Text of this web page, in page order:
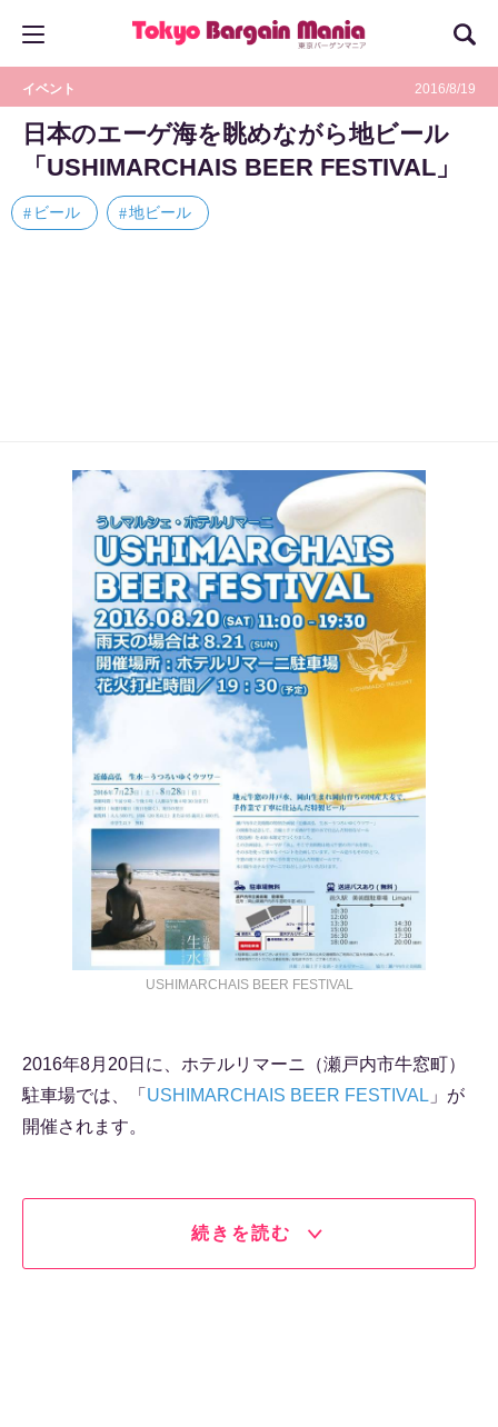
イベント 2016/8/19
日本のエーゲ海を眺めながら地ビール
「USHIMARCHAIS BEER FESTIVAL」
ビール 地ビール
USHIMARCHAIS BEER FESTIVAL
2016年8月20日に、ホテルリマーニ（瀬戸内市牛窓町）
駐車場では、「 USHIMARCHAIS BEER FESTIVAL 」が
開催されます。
続きを読む